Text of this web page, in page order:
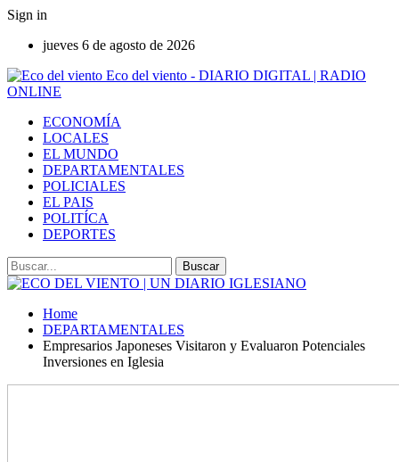
Sign in
jueves 6 de agosto de 2026
Eco del viento - DIARIO DIGITAL | RADIO
ONLINE
ECONOMÍA
LOCALES
EL MUNDO
DEPARTAMENTALES
POLICIALES
EL PAIS
POLITÍCA
DEPORTES
Home
DEPARTAMENTALES
Empresarios Japoneses Visitaron y Evaluaron Potenciales
Inversiones en Iglesia